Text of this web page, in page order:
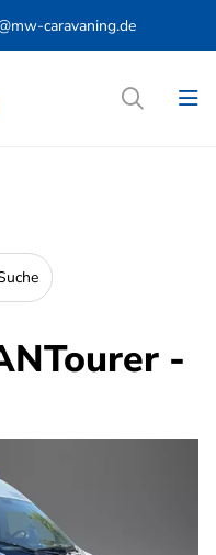
caravaning.de
-